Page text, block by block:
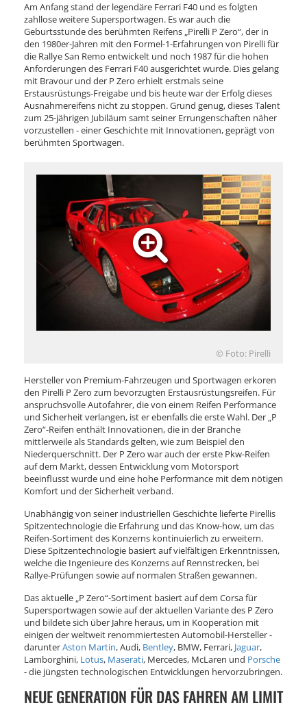
Am Anfang stand der legendäre Ferrari F40 und es folgten
zahllose weitere Supersportwagen. Es war auch die
Geburtsstunde des berühmten Reifens „Pirelli P Zero“, der in
den 1980er-Jahren mit den Formel-1-Erfahrungen von Pirelli für
die Rallye San Remo entwickelt und noch 1987 für die hohen
Anforderungen des Ferrari F40 ausgerichtet wurde. Dies gelang
mit Bravour und der P Zero erhielt erstmals seine
Erstausrüstungs-Freigabe und bis heute war der Erfolg dieses
Ausnahmereifens nicht zu stoppen. Grund genug, dieses Talent
zum 25-jährigen Jubiläum samt seiner Errungenschaften näher
vorzustellen - einer Geschichte mit Innovationen, geprägt von
berühmten Sportwagen.
© Foto: Pirelli
Hersteller von Premium-Fahrzeugen und Sportwagen erkoren
den Pirelli P Zero zum bevorzugten Erstausrüstungsreifen. Für
anspruchsvolle Autofahrer, die von einem Reifen Performance
und Sicherheit verlangen, ist er ebenfalls die erste Wahl. Der „P
Zero“-Reifen enthält Innovationen, die in der Branche
mittlerweile als Standards gelten, wie zum Beispiel den
Niederquerschnitt. Der P Zero war auch der erste Pkw-Reifen
auf dem Markt, dessen Entwicklung vom Motorsport
beeinflusst wurde und eine hohe Performance mit dem nötigen
Komfort und der Sicherheit verband.
Unabhängig von seiner industriellen Geschichte lieferte Pirellis
Spitzentechnologie die Erfahrung und das Know-how, um das
Reifen-Sortiment des Konzerns kontinuierlich zu erweitern.
Diese Spitzentechnologie basiert auf vielfältigen Erkenntnissen,
welche die Ingenieure des Konzerns auf Rennstrecken, bei
Rallye-Prüfungen sowie auf normalen Straßen gewannen.
Das aktuelle „P Zero“-Sortiment basiert auf dem Corsa für
Supersportwagen sowie auf der aktuellen Variante des P Zero
und bildete sich über Jahre heraus, um in Kooperation mit
einigen der weltweit renommiertesten Automobil-Hersteller -
darunterAston Martin, Audi, Bentley, BMW, Ferrari, Jaguar,
Lamborghini, Lotus, Maserati, Mercedes, McLaren und Porsche
- die jüngsten technologischen Entwicklungen hervorzubringen.
NEUE GENERATION FÜR DAS FAHREN AM LIMIT